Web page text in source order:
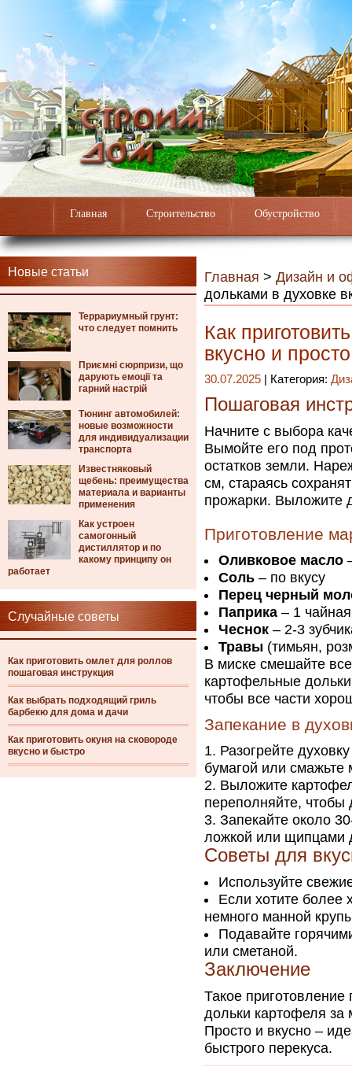
Главная Строительство Обустройство
Новые статьи
Террариумный грунт:
что следует помнить
Приємні сюрпризи, що
дарують емоції та
гарний настрій
Тюнинг автомобилей:
новые возможности
для индивидуализации
транспорта
Известняковый
щебень: преимущества
материала и варианты
применения
Как устроен
самогонный
дистиллятор и по
какому принципу он
работает
Случайные советы
Как приготовить омлет для роллов
пошаговая инструкция
Как выбрать подходящий гриль
барбекю для дома и дачи
Как приготовить окуня на сковороде
вкусно и быстро
Главная > Дизайн и
дольками в духовке
Как
вкусно и просто
30.07.2025 | Категория:
Пошаговая
Начните с выбора
Вымойте его под
остатков земли.
см, стараясь
прожарки. Выложите
Приготовление
Оливковое масло
Соль – по вкусу
Перец черный
Паприка – 1
Чеснок – 2-3
Травы (тимьян,
В миске смешайте
картофельные
чтобы все части
Запекание в
Разогрейте
бумагой или смажьте
Выложите
переполняйте, чтобы
Запекайте около
ложкой или щипцами
Советы для
Используйте
Если хотите более
немного манной
Подавайте
или сметаной.
Заключение
Такое
дольки картофеля
Просто и вкусно –
быстрого перекуса.